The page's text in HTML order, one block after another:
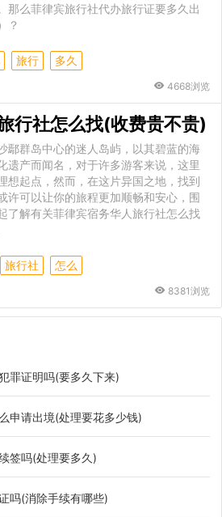
那么菲律宾旅行社代办旅行证要多久出
？
旅行 多久
4668浏览
行社怎么找(收费贵不贵)
鄢群岛中心的迷人岛屿，以其碧蓝的海
遗产而闻名，对于许多游客来说，这里
想起点，然而，在这片异国之地，找到
许可以让你的旅程更加顺畅和安心，围
了解有关菲律宾宿务华人旅行社怎么找
旅行社 怎么
8381浏览
罪证明吗(要多久下来)
申请出境(处理要花多少钱)
签吗(处理要多久)
吗(消除手续有哪些)